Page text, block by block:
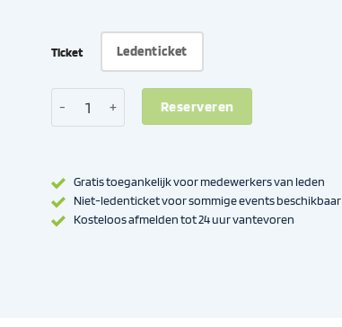
Ticket Ledenticket
Reserveren
Gratis toegankelijk voor medewerkers van leden
Niet-ledenticket voor sommige events beschikbaar
Kosteloos afmelden tot 24 uur vantevoren